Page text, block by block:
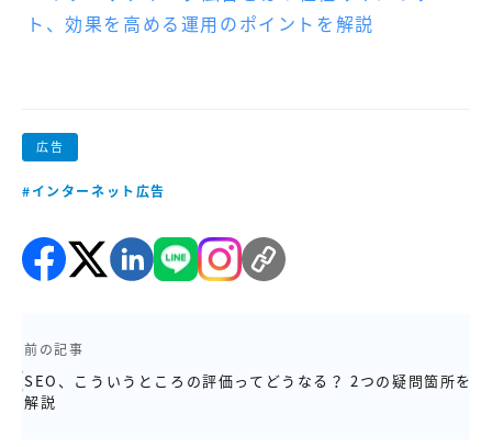
広告
#インターネット広告
前の記事
SEO、こういうところの評価ってどうなる？ 2つの疑問箇所を
解説
ト、効果を高める運用のポイントを解説